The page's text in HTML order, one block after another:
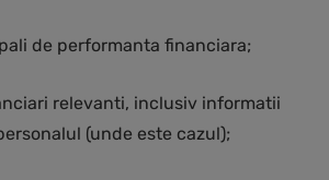
de performanta financiara;
relevanti, inclusiv informatii
(unde este cazul);